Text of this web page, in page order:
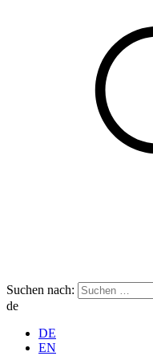
Suchen nach:
de
DE
EN